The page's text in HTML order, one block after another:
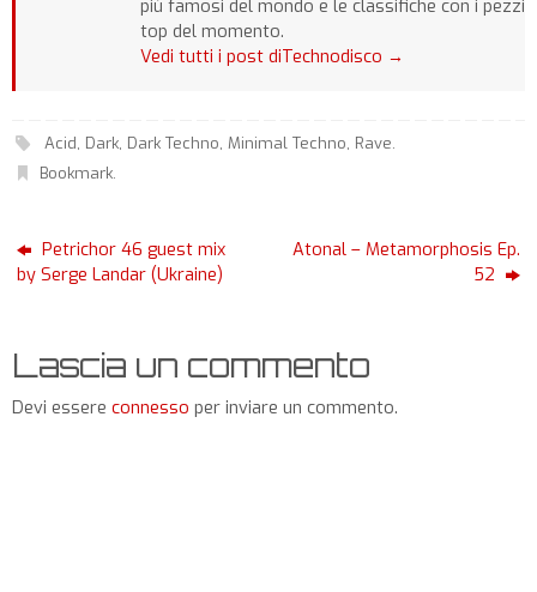
più famosi del mondo e le classifiche con i pezzi
top del momento.
Vedi tutti i post diTechnodisco →
Acid, Dark, Dark Techno, Minimal Techno, Rave.
Bookmark.
Petrichor 46 guest mix
by Serge Landar (Ukraine)
Atonal – Metamorphosis Ep.
52
Lascia un commento
Devi essere connesso per inviare un commento.